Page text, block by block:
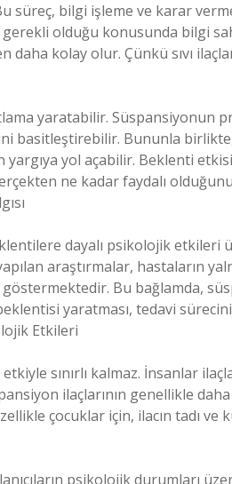
bilgi işleme ve karar
gerekli olduğu konusunda bilgi
kolay olur. Çünkü sıvı
yaratabilir. Süspansiyonun
basitleştirebilir. Bununla birlikte,
yargıya yol açabilir. Beklenti
ne kadar faydalı
dayalı psikolojik
araştırmalar, hastaların
göstermektedir. Bu bağlamda,
yaratması, tedavi
Etkileri
sınırlı kalmaz. İnsanlar
ilaçlarının genellikle
çocuklar için, ilacın tadı ve
psikolojik durumları